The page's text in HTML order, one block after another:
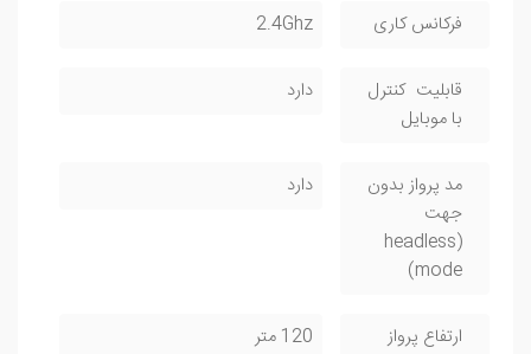
فرکانس کاری 2.4Ghz
قابلیت کنترل
با موبایل
دارد
مد پرواز بدون
جهت
(headless
mode)
دارد
ارتفاع پرواز 120 متر